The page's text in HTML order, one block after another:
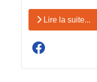
Lire la suite...